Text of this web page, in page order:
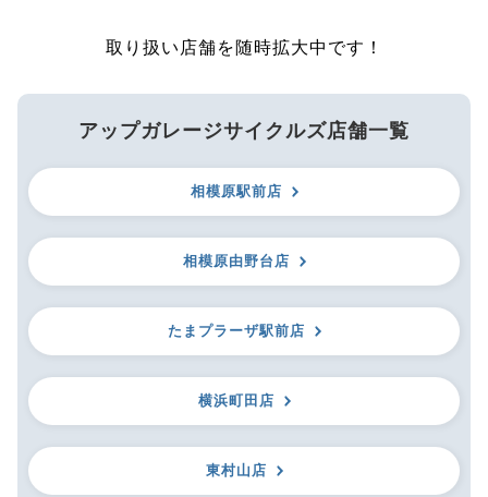
取り扱い店舗を随時拡大中です！
アップガレージサイクルズ店舗一覧
相模原駅前店
相模原由野台店
たまプラーザ駅前店
横浜町田店
東村山店